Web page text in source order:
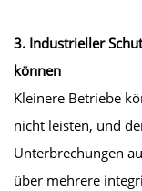
3. Industrieller
können
Kleinere Betriebe
nicht leisten, und
Unterbrechungen
über mehrere